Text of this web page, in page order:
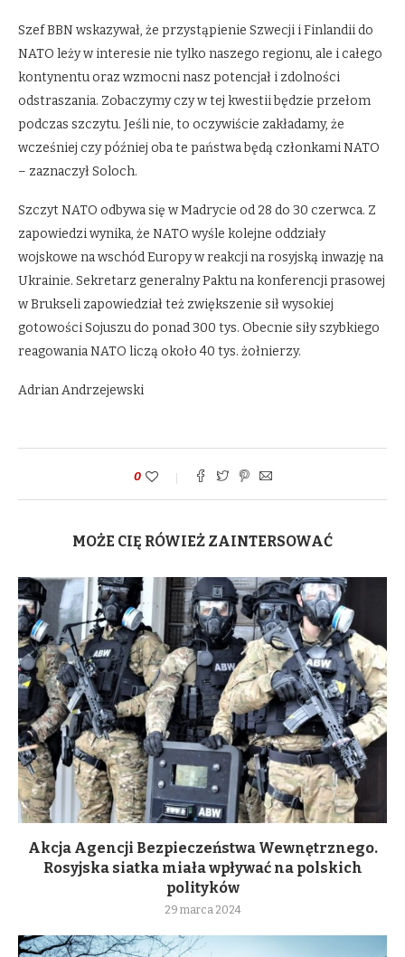
Szef BBN wskazywał, że przystąpienie Szwecji i Finlandii do
NATO leży w interesie nie tylko naszego regionu, ale i całego
kontynentu oraz wzmocni nasz potencjał i zdolności
odstraszania. Zobaczymy czy w tej kwestii będzie przełom
podczas szczytu. Jeśli nie, to oczywiście zakładamy, że
wcześniej czy później oba te państwa będą członkami NATO
– zaznaczył Soloch.
Szczyt NATO odbywa się w Madrycie od 28 do 30 czerwca. Z
zapowiedzi wynika, że NATO wyśle kolejne oddziały
wojskowe na wschód Europy w reakcji na rosyjską inwazję na
Ukrainie. Sekretarz generalny Paktu na konferencji prasowej
w Brukseli zapowiedział też zwiększenie sił wysokiej
gotowości Sojuszu do ponad 300 tys. Obecnie siły szybkiego
reagowania NATO liczą około 40 tys. żołnierzy.
Adrian Andrzejewski
0
MOŻE CIĘ RÓWIEŻ ZAINTERSOWAĆ
Akcja Agencji Bezpieczeństwa Wewnętrznego.
Rosyjska siatka miała wpływać na polskich
polityków
29 marca 2024